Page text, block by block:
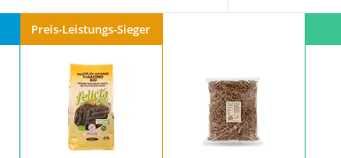
Müsli ohne Zuckerzusatz
Service
Preis-Leistungs-Sieger